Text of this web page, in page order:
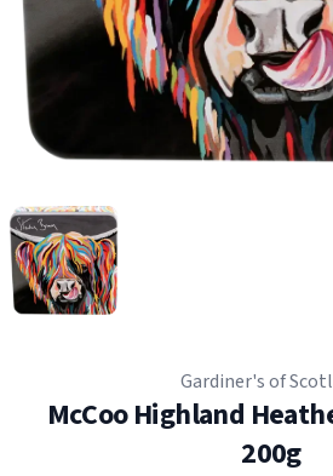
Gardiner's of
McCoo Highland
200g